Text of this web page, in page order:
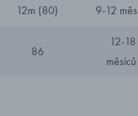
12m (80) 9-12
86
12-18
měsíců